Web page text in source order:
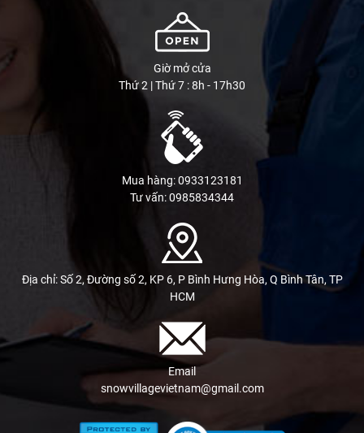
Giờ mở cửa
Thứ 2 | Thứ 7 : 8h - 17h30
Mua hàng: 0933123181
Tư vấn: 0985834344
Địa chỉ: Số 2, Đường số 2, KP 6, P Bình Hưng Hòa, Q Bình Tân, TP
HCM
Email
snowvillagevietnam@gmail.com